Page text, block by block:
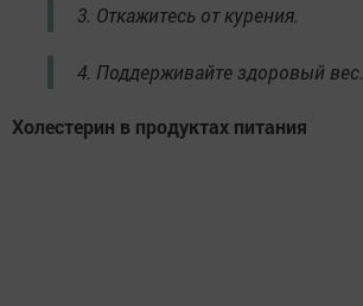
3. Откажитесь от курения.
4. Поддерживайте здоровый вес.
Холестерин в продуктах питания